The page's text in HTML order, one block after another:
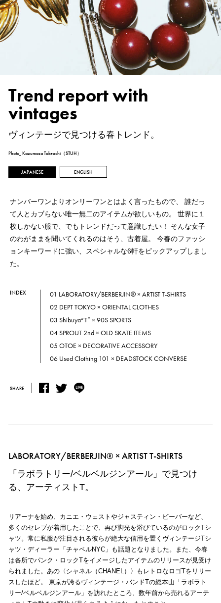
Trend report with
vintages
ヴィンテージで見つける春トレンド。
Photo_ Kazumasa Takeuchi（STUH）
JAPANESE ENGLISH
ナンバーワンよりオンリーワンとはよく言ったもので、
誰だっ
て人とカブらない唯一無二のアイテムが欲しいもの。
世界に１
枚しかない服で、でもトレンドだって意識したい！ そんな女子
のわがままを聞いてくれるのはそう、古着屋。
今春のファッシ
ョンキーワードに強い、スペシャルな6軒をピックアップしまし
た。
INDEX
01 LABORATORY/BERBERJIN® × ARTIST T-SHIRTS
02 DEPT TOKYO × ORIENTAL CLOTHES
03 Shibuya“T” × 90S SPORTS
04 SPROUT 2nd × OLD SKATE ITEMS
05 OTOE × DECORATIVE ACCESSORY
06 Used Clothing 101 × DEADSTOCK CONVERSE
SHARE
LABORATORY/BERBERJIN® × ARTIST T-SHIRTS
「ラボラトリー/ベルベルジンアール」で見つけ
る、アーティストT。
リアーナを始め、カニエ・ウェストやジャスティン・ビーバーなど、
多くのセレブが着用したことで、再び脚光を浴びているのがロックTシ
ャツ。常に私服が注目される彼らが絶大な信用を置くヴィンテージTシ
ャツ・ディーラー「チャペルNYC」も話題となりました。また、今春
は各所でパンク・ロックTをイメージしたアイテムのリリースが見受け
られました。あの〈シャネル（CHANEL）〉もレトロなロゴTをリリー
スしたほど。 東京が誇るヴィンテージ・バンドTの総本山「ラボラト
リー/ベルベルジンアール」を訪れたところ、数年前から売れるアーテ